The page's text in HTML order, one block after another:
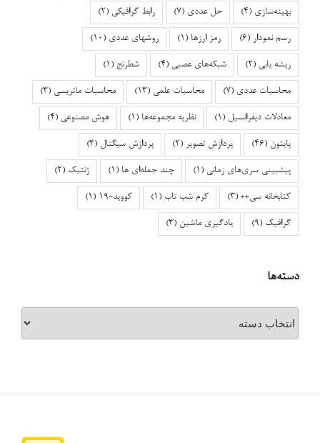
بهینه‌سازی (4) حل عددی (7) رابط گرافیکی (2)
رسم نمودار (6) رمز ارزها (1) روشهای عددی (10)
ریشه یابی (2) شبکه‌های عصبی (4) شطرنج (1)
محاسبات عددی (7) محاسبات علمی (13) محاسبات ماتریسی (3)
معادلات دیفرانسیل (1) نظریه مجموعه‌ها (1) هوش مصنوعی (4)
پایتون (46) پردازش تصویر (2) پردازش سیگنال (3)
پیشبینی سری‌های زمانی (1) چند جمله‌ای ها (1) ژنتیک (2)
کتابخانه سی++ (3) کرم شب تاب (1) کووید-۱۹ (1)
گرافیک (9) یادگیری ماشین (3)
دسته‌ها